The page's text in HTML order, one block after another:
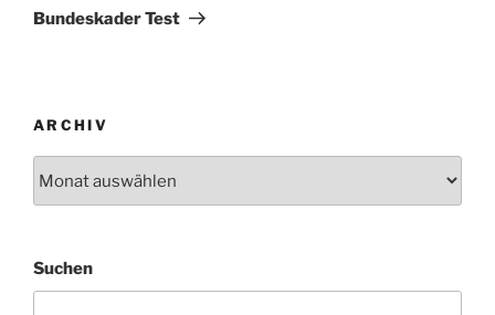
Beitrag
Bundeskader Test
ARCHIV
Suchen